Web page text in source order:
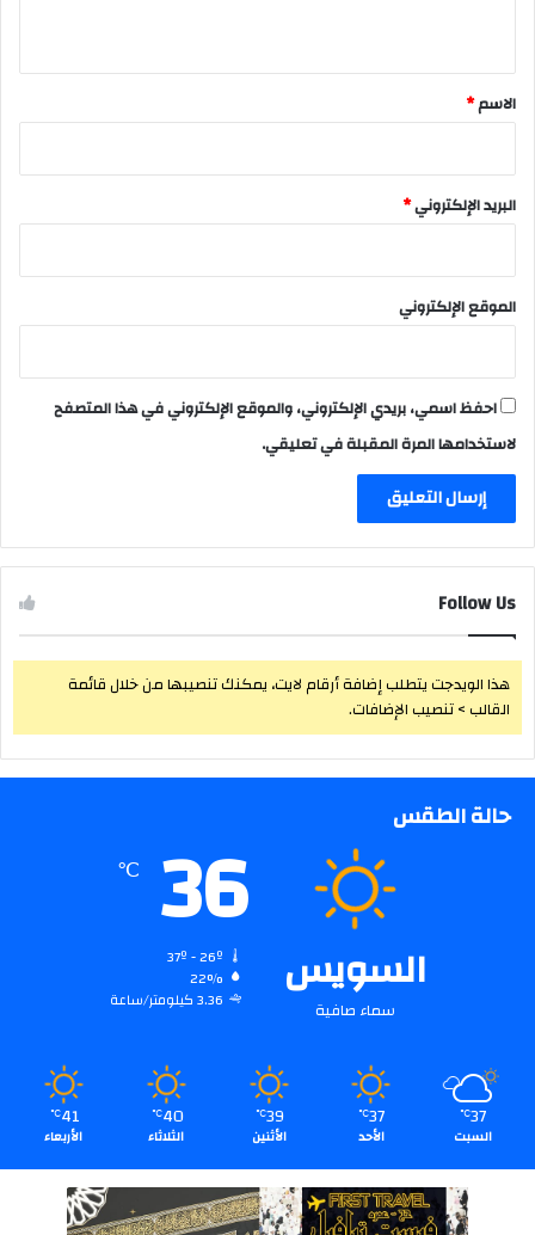
*
الاسم*
البريد الإلكتروني*
الموقع الإلكتروني
احفظ اسمي، بريدي الإلكتروني، والموقع الإلكتروني في هذا المتصفح
لاستخدامها المرة المقبلة في تعليقي.
Follow Us
هذا الويدجت يتطلب إضافة أرقام لايت، يمكنك تنصيبها من خلال قائمة
القالب > تنصيب الإضافات.
حالة الطقس
السويس
سماء صافية
36
℃
22%
3.36 كيلومتر/ساعة
37
℃
السبت
37
℃
الأحد
39
℃
الأثنين
40
℃
الثلاثاء
41
℃
الأربعاء